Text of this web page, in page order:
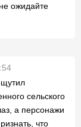
ожидайте
сельского
а персонажи
что